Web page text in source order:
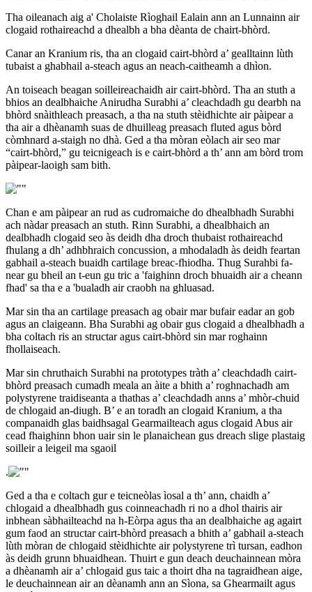
Tha oileanach aig a' Cholaiste Rìoghail Ealain ann an Lunnainn air
clogaid rothaireachd a dhealbh a bha dèanta de chairt-bhòrd.
Canar an Kranium ris, tha an clogaid cairt-bhòrd a’ gealltainn lùth
tubaist a ghabhail a-steach agus an neach-caitheamh a dhìon.
An toiseach beagan soilleireachaidh air cairt-bhòrd. Tha an stuth a
bhios an dealbhaiche Anirudha Surabhi a’ cleachdadh gu dearbh na
bhòrd snàithleach preasach, a tha na stuth stèidhichte air pàipear a
tha air a dhèanamh suas de dhuilleag preasach fluted agus bòrd
còmhnard a-staigh no dhà. Ged a tha mòran eòlach air seo mar
“cairt-bhòrd,” gu teicnigeach is e cairt-bhòrd a th’ ann am bòrd trom
pàipear-laoigh sam bith.
Chan e am pàipear an rud as cudromaiche do dhealbhadh Surabhi
ach nàdar preasach an stuth. Rinn Surabhi, a dhealbhaich an
dealbhadh clogaid seo às deidh dha droch thubaist rothaireachd
fhulang a dh’ adhbhraich concussion, a mhodaladh às deidh feartan
gabhail a-steach buaidh cartilage breac-fhiodha. Thug Surahbi fa-
near gu bheil an t-eun gu tric a 'faighinn droch bhuaidh air a cheann
fhad' sa tha e a 'bualadh air craobh na ghluasad.
Mar sin tha an cartilage preasach ag obair mar bufair eadar an gob
agus an claigeann. Bha Surabhi ag obair gus clogaid a dhealbhadh a
bha coltach ris an structar agus cairt-bhòrd sin mar roghainn
fhollaiseach.
Mar sin chruthaich Surabhi na prototypes tràth a’ cleachdadh cairt-
bhòrd preasach cumadh meala an àite a bhith a’ roghnachadh am
polystyrene traidiseanta a thathas a’ cleachdadh anns a’ mhòr-chuid
de chlogaid an-diugh. B’ e an toradh an clogaid Kranium, a tha
companaidh glas baidhsagal Gearmailteach agus clogaid Abus air
cead fhaighinn bhon uair sin le planaichean gus dreach slige plastaig
soilleir a leigeil ma sgaoil
.
Ged a tha e coltach gur e teicneòlas ìosal a th’ ann, chaidh a’
chlogaid a dhealbhadh gus coinneachadh ri no a dhol thairis air
inbhean sàbhailteachd na h-Eòrpa agus tha an dealbhaiche ag agairt
gum faod an structar cairt-bhòrd preasach a bhith a’ gabhail a-steach
lùth mòran de chlogaid stèidhichte air polystyrene trì tursan, eadhon
às deidh grunn bhuaidhean. Thuirt e gun deach deuchainnean mòra
a dhèanamh air a’ chlogaid gus taic a thoirt dha na tagraidhean aige,
le deuchainnean air an dèanamh ann an Sìona, sa Ghearmailt agus